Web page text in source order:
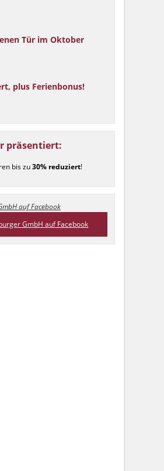
Tür im Oktober
plus Ferienbonus!
präsentiert:
bis zu30% reduziert!
GmbH auf Facebook